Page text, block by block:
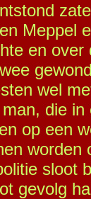
Meppel
en over
wel
die
op een
worden
sloot
gevolg